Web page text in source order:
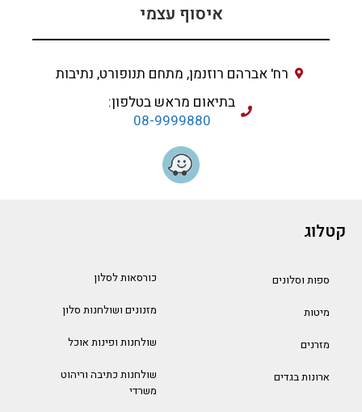
איסוף עצמי
רח' אברהם רוזנמן, מתחם תנופורט, נתיבות
בתיאום מראש בטלפון:
08-9999880
קטלוג
ספות וסלונים
מיטות
מזרנים
ארונות בגדים
כורסאות לסלון
מזנונים ושולחנות סלון
שולחנות ופינות אוכל
שולחנות כתיבה וריהוט
משרדי